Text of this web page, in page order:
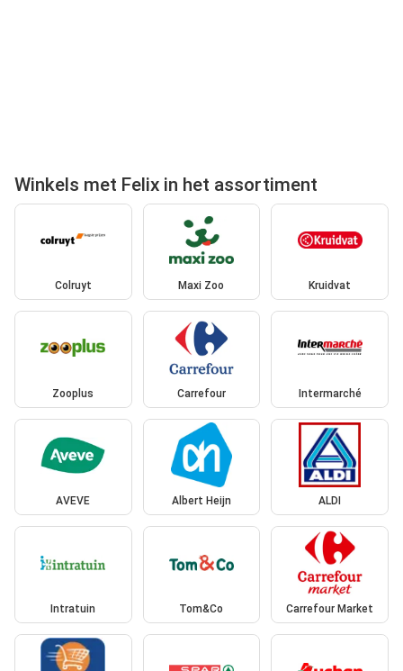
Winkels met Felix in het assortiment
Colruyt Maxi Zoo Kruidvat
Zooplus Carrefour Intermarché
AVEVE Albert Heijn ALDI
Intratuin Tom&Co Carrefour Market